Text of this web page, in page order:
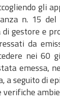
gli
n. 15
gestore e
da
nei 60
emessa,
a seguito di
verifiche